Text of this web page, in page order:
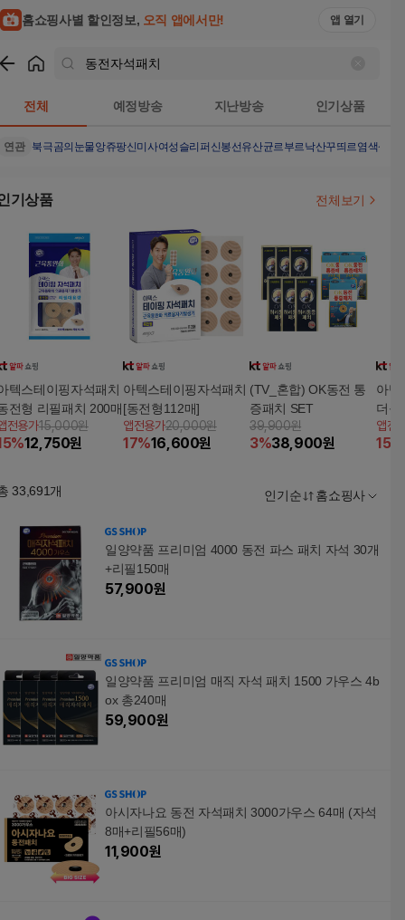
홈쇼핑사별 할인정보, 오직 앱에서만! 앱 열기
전체 예정방송 지난방송 인기상품
연관 북극곰의눈물앙쥬팡신미사여성슬리퍼 신봉선유산균르부르낙산꾸띄르염색샴푸
기상품 전체보기
텍스테이핑자석패치
전형 리필패치 200매
전용가15,000원
%12,750원
아텍스테이핑자석패치
[동전형112매]
앱전용가20,000원
17%16,600원
(TV_혼합) OK동전 통
증패치 SET
39,900원
3%38,900원
아텍
더블
앱전
15
33,691개 인기순 홈쇼핑사
일양약품 프리미엄 4000 동전 파스 패치 자석 30개
+리필150매
57,900원
일양약품 프리미엄 매직 자석 패치 1500 가우스 4b
ox 총240매
59,900원
아시자나요 동전 자석패치 3000가우스 64매 (자석
8매+리필56매)
11,900원